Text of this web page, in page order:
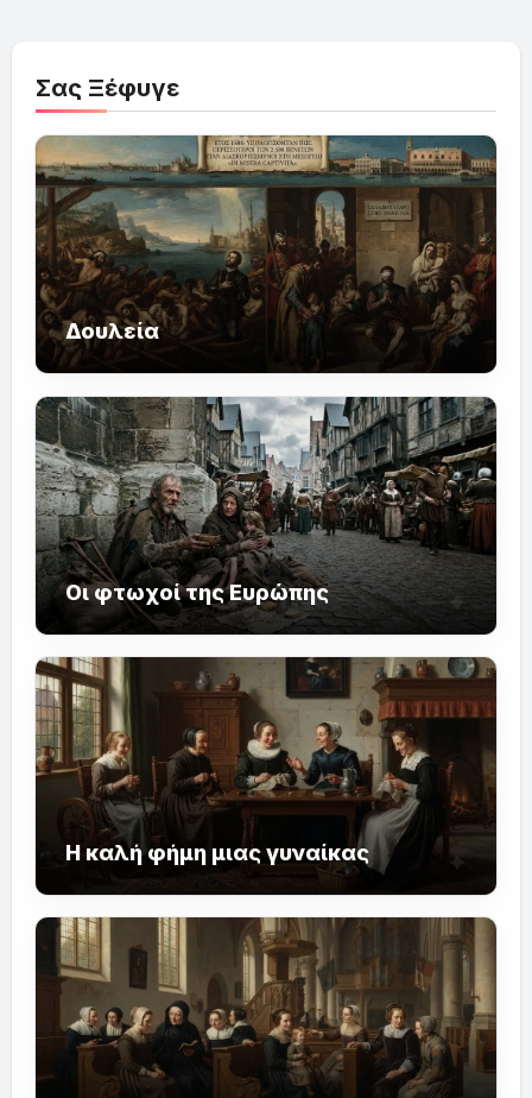
Σας Ξέφυγε
Δουλεία
Οι φτωχοί της Ευρώπης
Η καλή φήμη μιας γυναίκας